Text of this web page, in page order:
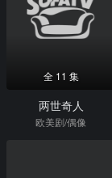
全 11 集
两世奇人
欧美剧/偶像